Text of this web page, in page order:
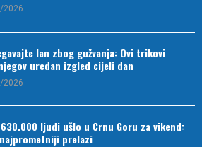
2026
lan zbog gužvanja: Ovi trikovi
uredan izgled cijeli dan
2026
ljudi ušlo u Crnu Goru za vikend:
prelazi